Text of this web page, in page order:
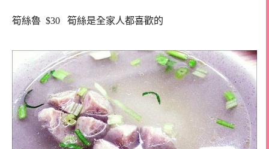
筍絲魯 $30 筍絲是全家人都喜歡的